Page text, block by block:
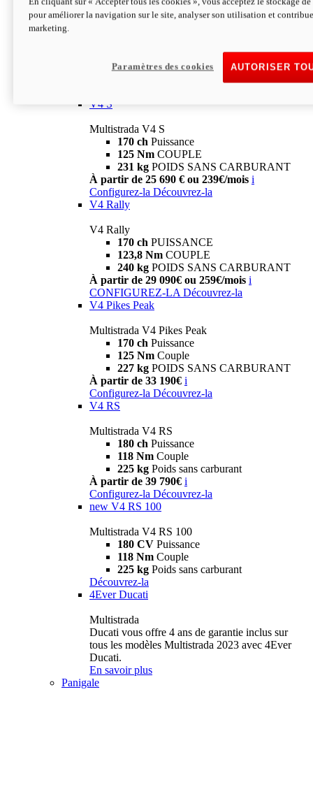
V4
229 KgPOIDS SANS CARBURANT
V4 S
Multistrada V4 S
170 ch Puissance
125 Nm COUPLE
231 kg POIDS SANS CARBURANT
À partir de 25 690 € ou 239€/mois i
Configurez-la Découvrez-la
V4 Rally
V4 Rally
170 ch PUISSANCE
123,8 Nm COUPLE
240 kg POIDS SANS CARBURANT
À partir de 29 090€ ou 259€/mois i
CONFIGUREZ-LA Découvrez-la
V4 Pikes Peak
Multistrada V4 Pikes Peak
170 ch Puissance
125 Nm Couple
227 kg POIDS SANS CARBURANT
À partir de 33 190€ i
Configurez-la Découvrez-la
V4 RS
Multistrada V4 RS
180 ch Puissance
118 Nm Couple
225 kg Poids sans carburant
À partir de 39 790€ i
Configurez-la Découvrez-la
new V4 RS 100
Multistrada V4 RS 100
180 CV Puissance
118 Nm Couple
225 kg Poids sans carburant
Découvrez-la
4Ever Ducati
Multistrada
Ducati vous offre 4 ans de garantie inclus sur
tous les modèles Multistrada 2023 avec 4Ever
Ducati.
En savoir plus
Panigale
pour améliorer la navigation sur le site, analyser son utilisation et
marketing.
AUTORISER
Paramètres des cookies